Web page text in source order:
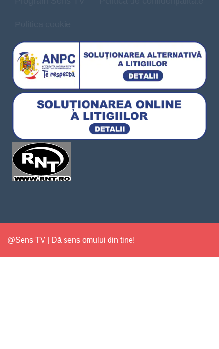
@Sens TV | Dă sens omului din tine!